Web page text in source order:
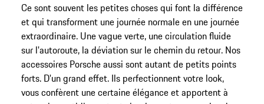
Ce sont souvent les petites choses qui font la différence
et qui transforment une journée normale en une journée
extraordinaire. Une vague verte, une circulation fluide
sur l'autoroute, la déviation sur le chemin du retour. Nos
accessoires Porsche aussi sont autant de petits points
forts. D'un grand effet. Ils perfectionnent votre look,
vous confèrent une certaine élégance et apportent à